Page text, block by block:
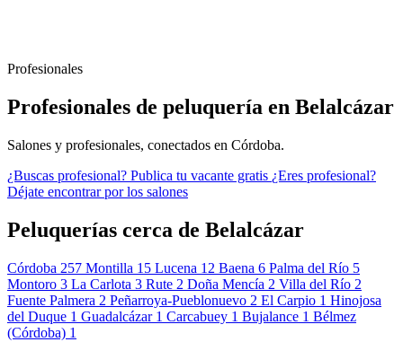
Profesionales
Profesionales de peluquería en Belalcázar
Salones y profesionales, conectados en Córdoba.
¿Buscas profesional? Publica tu vacante gratis ¿Eres profesional?
Déjate encontrar por los salones
Peluquerías cerca de Belalcázar
Córdoba 257 Montilla 15 Lucena 12 Baena 6 Palma del Río 5
Montoro 3 La Carlota 3 Rute 2 Doña Mencía 2 Villa del Río 2
Fuente Palmera 2 Peñarroya-Pueblonuevo 2 El Carpio 1 Hinojosa
del Duque 1 Guadalcázar 1 Carcabuey 1 Bujalance 1 Bélmez
(Córdoba) 1